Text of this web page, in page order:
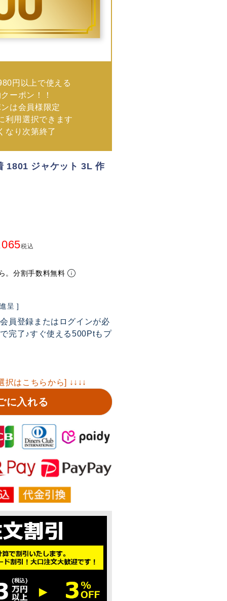
円以上で使える
ーポン！！
は会員様限定
利用選択できます
なり次第終了
1801 ジャケット 3L 作
税込
。分割手数料無料
呈 ]
員登録またはログインが必
完了♪すぐ使える500Ptもプ
択はこちらから] ↓↓↓↓
に入れる